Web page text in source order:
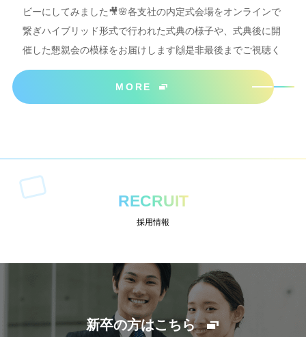
ビーにしてみました🎥🌸各支社の内定式会場をオンラインで
繋ぎハイブリッド形式で行われた式典の様子や、式典後に開
催した懇親会の模様をお届けします🙌是非最後までご視聴く
ださいね＾＾
MORE
RECRUIT
採用情報
新卒の方はこちら